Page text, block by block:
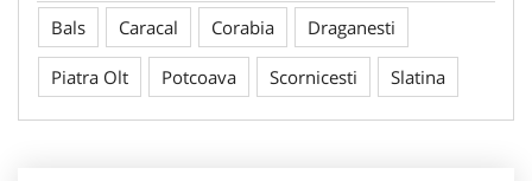
Bals Caracal Corabia Draganesti
Piatra Olt Potcoava Scornicesti Slatina